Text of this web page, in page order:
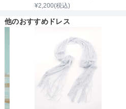
¥2,200(税込)
他のおすすめドレス